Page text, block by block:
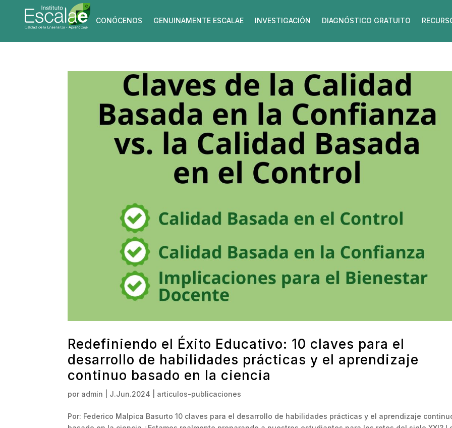
CONÓCENOS GENUINAMENTE ESCALAE INVESTIGACIÓN DIAGNÓSTICO GRATUITO
Redefiniendo el Éxito Educativo: 10 claves para el
desarrollo de habilidades prácticas y el aprendizaje
continuo basado en la ciencia
por admin J.Jun.2024 articulos-publicaciones
Por: Federico Malpica Basurto 10 claves para el desarrollo de habilidades prácticas y el aprendizaje